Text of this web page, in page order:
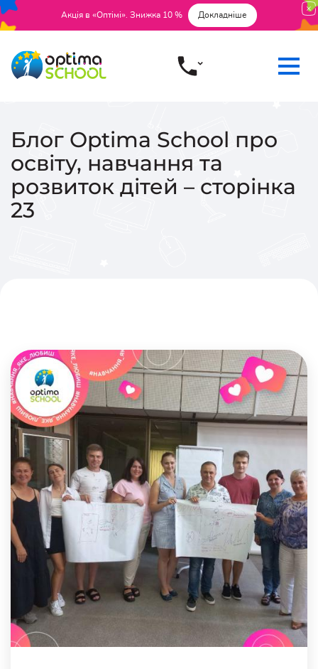
Акція в «Оптімі». Знижка 10 % Докладніше
Блог Optima School про
освіту, навчання та
розвиток дітей – сторінка
23